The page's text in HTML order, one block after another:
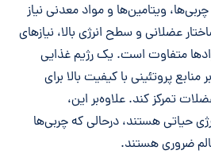
ویتامین‌ها و مواد معدنی نیاز
عضلانی و سطح انرژی بالا، نیازهای
متفاوت است. یک رژیم غذایی
پروتئینی با کیفیت بالا برای
تمرکز کند. علاوه‌بر این،
حیاتی هستند، درحالی که چربی‌ها
ضروری هستند.